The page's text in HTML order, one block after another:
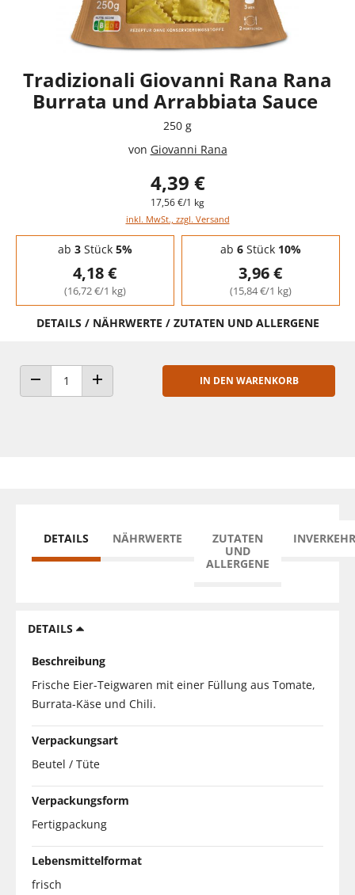
Tradizionali Giovanni Rana Rana
Burrata und Arrabbiata Sauce
250 g
von Giovanni Rana
4,39 €
17,56 €/1 kg
inkl. MwSt., zzgl. Versand
Staffelpreise - Mengenrabatt
ab 3Stück 5%
4,18 €
(16,72 €/1 kg)
ab 6Stück 10%
3,96 €
(15,84 €/1 kg)
DETAILS / NÄHRWERTE / ZUTATEN UND ALLERGENE
ANZAHL VERRINGERNANZAHL ERHÖHEN
IN DEN WARENKORB
DETAILS NÄHRWERTE
ZUTATEN
UND
ALLERGENE
DETAILS
Beschreibung
Frische Eier-Teigwaren mit einer Füllung aus Tomate,
Burrata-Käse und Chili.
Verpackungsart
Beutel / Tüte
Verpackungsform
Fertigpackung
Lebensmittelformat
frisch